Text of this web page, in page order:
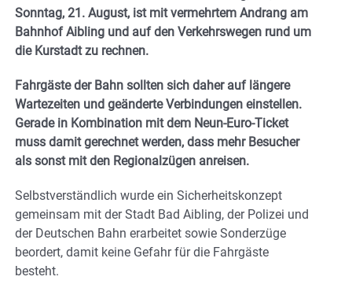
Sonntag, 21. August, ist mit vermehrtem Andrang am
Bahnhof Aibling und auf den Verkehrswegen rund um
die Kurstadt zu rechnen.
Fahrgäste der Bahn sollten sich daher auf längere
Wartezeiten und geänderte Verbindungen einstellen.
Gerade in Kombination mit dem Neun-Euro-Ticket
muss damit gerechnet werden, dass mehr Besucher
als sonst mit den Regionalzügen anreisen.
Selbstverständlich wurde ein Sicherheitskonzept
gemeinsam mit der Stadt Bad Aibling, der Polizei und
der Deutschen Bahn erarbeitet sowie Sonderzüge
beordert, damit keine Gefahr für die Fahrgäste
besteht.